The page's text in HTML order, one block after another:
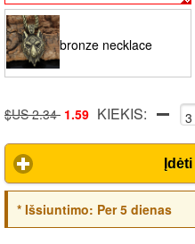
necklace
bronze necklace
$US 2.34 1.59 KIEKIS:
*Išsiuntimo: Per 5 dienas